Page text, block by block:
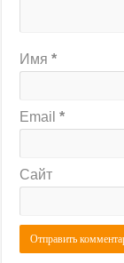
Имя*
Email*
Сайт